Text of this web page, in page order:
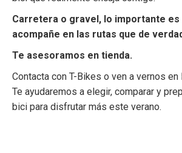
Carretera o gravel, lo importante es
acompañe en las rutas que de
Te asesoramos en tienda.
Contacta con T-Bikes o ven a vernos
Te ayudaremos a elegir, comparar y
bici para disfrutar más este verano.